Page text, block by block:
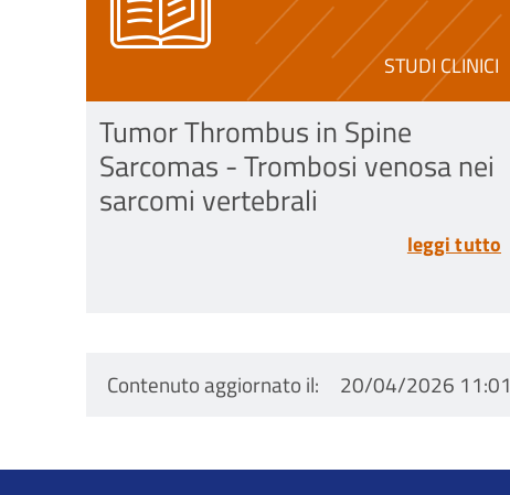
STUDI CLINICI
Tumor Thrombus in Spine
Sarcomas - Trombosi venosa nei
sarcomi vertebrali
leggi tutto
Contenuto aggiornato il 20/04/2026 11:01